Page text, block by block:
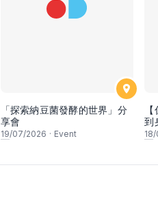
「探索納豆菌發酵的世界」分
享會
19/07/2026 · Event
到
眠
18/